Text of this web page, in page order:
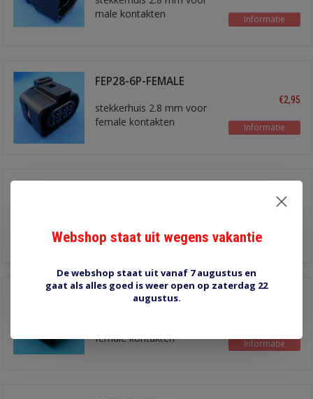
male kontakten
Informatie
FEP28-6P-FEMALE
stekkerhuis 2.8 mm voor
female kontakten
€2,95
Informatie
male kontakten
€2,15
Informatie
FEP28-4P-FEMALE
female kontakten
Informatie
Webshop staat uit wegens vakantie
De webshop staat uit vanaf 7 augustus en
gaat als alles goed is weer open op zaterdag 22
augustus.